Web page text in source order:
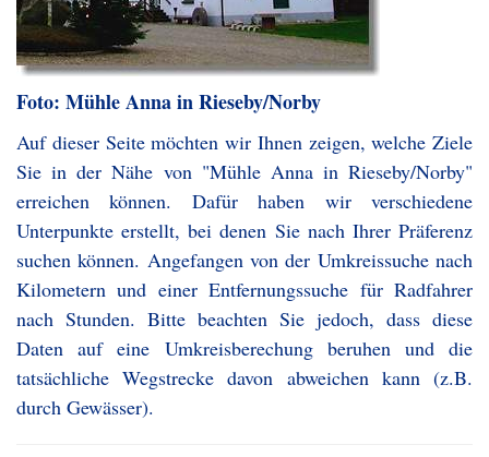
Foto: Mühle Anna in Rieseby/Norby
Auf dieser Seite möchten wir Ihnen zeigen, welche Ziele
Sie in der Nähe von "Mühle Anna in Rieseby/Norby"
erreichen können. Dafür haben wir verschiedene
Unterpunkte erstellt, bei denen Sie nach Ihrer Präferenz
suchen können. Angefangen von der Umkreissuche nach
Kilometern und einer Entfernungssuche für Radfahrer
nach Stunden. Bitte beachten Sie jedoch, dass diese
Daten auf eine Umkreisberechung beruhen und die
tatsächliche Wegstrecke davon abweichen kann (z.B.
durch Gewässer).